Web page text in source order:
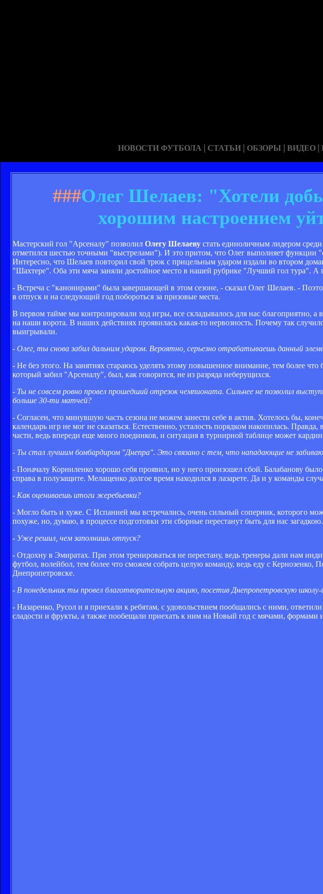
НОВОСТИ ФУТБОЛА | СТАТЬИ | ОБЗОРЫ | ВИДЕО |
###Олег Шелаев: "Хотели
хорошим настроением
Мастерский гол "Арсеналу" позволил Олегу Шелаеву стать единоличным лидером
отметился шестью точными "выстрелами"). И это притом, что Олег выполняет функции
Интересно, что Шелаев повторил свой трюк с прицельным ударом издали во втором
"Шахтере". Оба эти мяча заняли достойное место в нашей рубрике "Лучший гол тура". А
- Встреча с "канонирами" была завершающей в этом сезоне, - сказал Олег Шелаев. -
в отпуск и на следующий год побороться за призовые места.
В первом тайме мы контролировали ход игры, все складывалось для нас благоприятно,
на наши ворота. В наших действиях проявилась какая-то нервозность. Почему так
выигрывали.
- Олег, ты снова забил дальним ударом. Вероятно, серьезно отрабатываешь данный
- Не без этого. На занятиях стараюсь уделять этому повышенное внимание, тем более
который забил "Арсеналу", был, как говорится, не из разряда неберущихся.
- Ты не совсем ровно провел прошедший отрезок чемпионата. Сильнее не позволил
больше 30-ти матчей?
- Согласен, что минувшую часть сезона не можем занести себе в актив. Хотелось бы,
календарь игр не мог не сказаться. Естественно, усталость порядком накопилась.
части, ведь впереди еще много поединков, и ситуация в турнирной таблице может
- Ты стал лучшим бомбардиром "Днепра". Это связано с тем, что нападающие не
- Поначалу Корниленко хорошо себя проявил, но у него произошел сбой. Балабанову
справа в полузащите. Мелащенко долгое время находился в лазарете. Да и у команды
- Как оцениваешь итоги жеребьевки?
- Могло быть и хуже. С Испанией мы встречались, очень сильный соперник, которого
похуже, но, думаю, в процессе подготовки эти сборные перестанут быть для нас загадкою.
- Уже решил, чем заполнишь отпуск?
- Отдохну в Эмиратах. При этом тренироваться не перестану, ведь тренеры дали нам
футбол, волейбол, тем более что сможем собрать целую команду, ведь еду с
Днепропетровске.
- В понедельник ты провел благотворительную акцию, посетив Днепропетровскую
- Назаренко, Русол и я приехали к ребятам, с удовольствием пообщались с ними,
сладости и фрукты, а также пообещали приехать к ним на Новый год с мячами, формами